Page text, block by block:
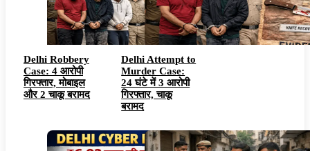
Delhi Robbery
Case: 4 आरोपी
गिरफ्तार, मोबाइल
और 2 चाकू बरामद
Delhi Attempt to
Murder Case:
24 घंटे में 3 आरोपी
गिरफ्तार, चाकू
बरामद